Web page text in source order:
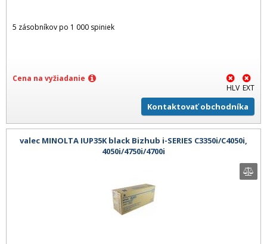
5 zásobníkov po 1 000 spiniek
Cena na vyžiadanie
HLV EXT
Kontaktovať obchodníka
valec MINOLTA IUP35K black Bizhub i-SERIES C3350i/C4050i,
4050i/4750i/4700i